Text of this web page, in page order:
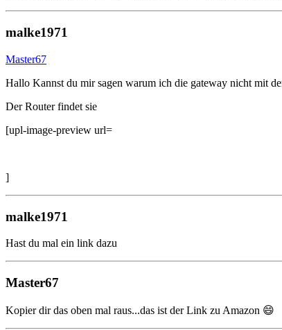
malke1971
Master67
Hallo Kannst du mir sagen warum ich die gateway nicht mit
Der Router findet sie
[upl-image-preview url=
]
malke1971
Hast du mal ein link dazu
Master67
Kopier dir das oben mal raus...das ist der Link zu Amazon 😄